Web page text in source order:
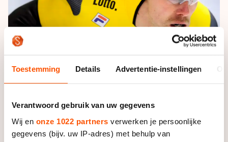
Toestemming Details Advertentie-instellingen
Verantwoord gebruik van uw gegevens
Wij en onze 1022 partners verwerken je persoonlijke
gegevens (bijv. uw IP-adres) met behulp van
Tickets
Livestreams
Word schaatsfan!
Winacties
Olympische Spelen
Medaille overzicht
Medaillespiegel
Foto: Sander Chamid